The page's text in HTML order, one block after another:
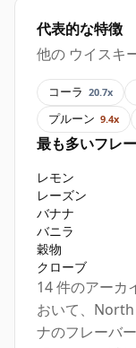
代表的な特徴
他の ウイスキ
コーラ 20.7x
プルーン 9.4x
最も多いフレ
レモン
レーズン
バナナ
バニラ
穀物
クローブ
14 件のアーカ
おいて、
ナのフレーバ